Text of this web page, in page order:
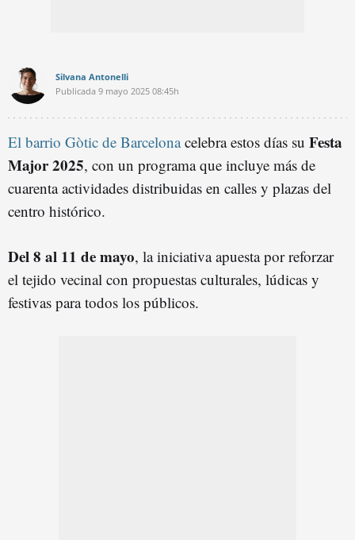
Silvana Antonelli
Publicada 9 mayo 2025 08:45h
El barrio Gòtic de Barcelonacelebra estos días su Festa
Major 2025, con un programa que incluye más de
cuarenta actividades distribuidas en calles y plazas del
centro histórico.
Del 8 al 11 de mayo, la iniciativa apuesta por reforzar
el tejido vecinal con propuestas culturales, lúdicas y
festivas para todos los públicos.